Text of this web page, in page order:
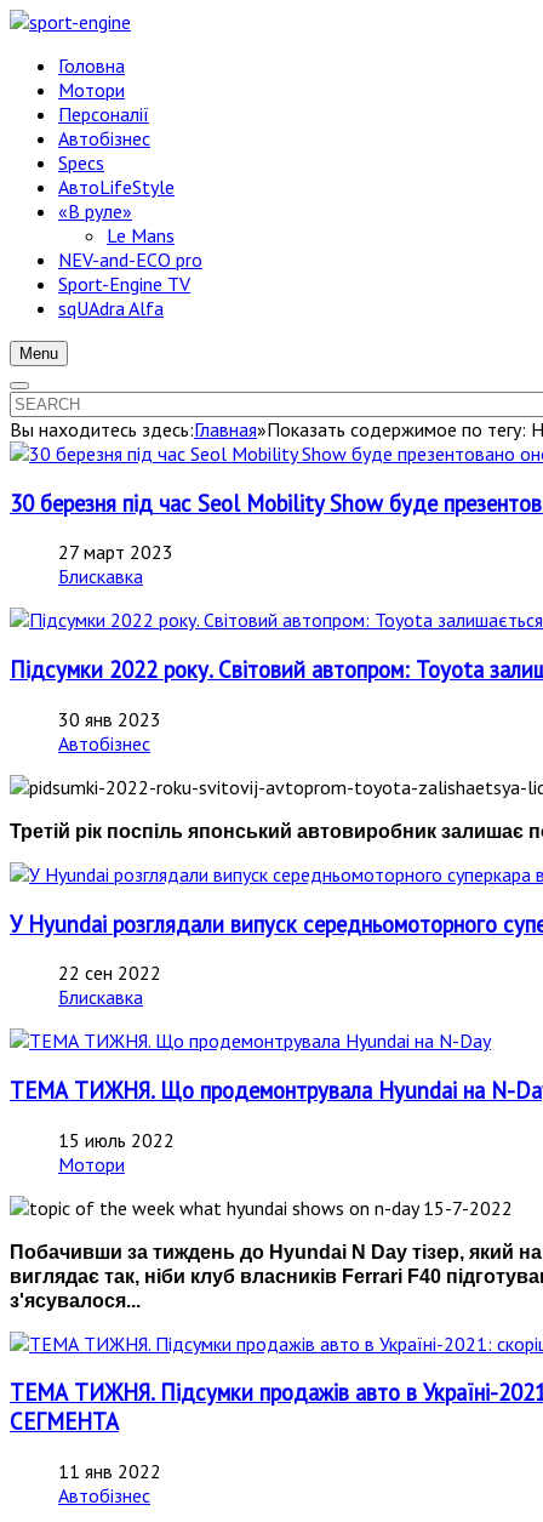
Головна
Мотори
Персоналії
Автобізнес
Specs
АвтоLifeStyle
«В руле»
Le Mans
NEV-and-ECO pro
Sport-Engine TV
sqUAdra Alfa
Menu
Вы находитесь здесь:Главная»Показать содержимое по тегу:
30 березня під час Seol Mobility Show буде
27 март 2023
Блискавка
Підсумки 2022 року. Світовий автопром: Toyota
30 янв 2023
Автобізнес
Третій рік поспіль японський автовиробник залишає
У Hyundai розглядали випуск середньомоторного
22 сен 2022
Блискавка
ТЕМА ТИЖНЯ. Що продемонтрувала Hyundai на N-
15 июль 2022
Мотори
Побачивши за тиждень до Hyundai N Day тізер, який
виглядає так, ніби клуб власників Ferrari F40
з'ясувалося...
ТЕМА ТИЖНЯ. Підсумки продажів авто в Україні-
СЕГМЕНТА
11 янв 2022
Автобізнес